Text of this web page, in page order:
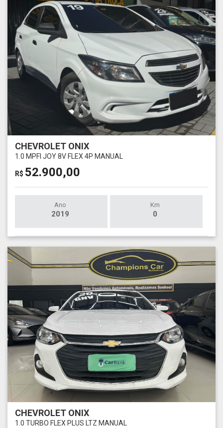
CHEVROLET ONIX
1.0 MPFI JOY 8V FLEX 4P MANUAL
R$ 52.900,00
Ano
2019
Km
0
CHEVROLET ONIX
1.0 TURBO FLEX PLUS LTZ MANUAL